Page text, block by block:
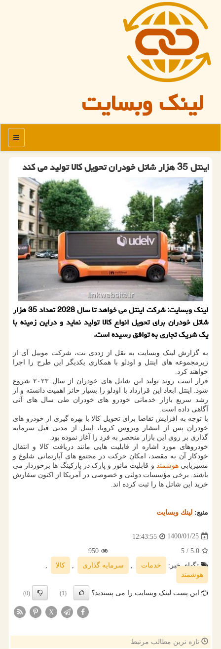
لینک وبسایت
منو
اینتل 35 هزار شاتل خودران تحویل كالا تولید می كند
لینک وبسایت: شرکت اینتل می خواهد تا سال 2028 تعداد 35 هزار
شاتل خودران برای تحویل انواع کالا تولید نماید و دراین زمینه با
یک شریک تجاری به توافق رسیده است.
به گزارش لینک وبسایت به نقل از زددی نت، شرکت موبیل آی از
زیرمجموعه های اینتل و اودلو با همکاری یکدیگر این طرح را اجرا
خواهند کرد.
قرار است روند تولید این شاتل های خودران از سال ۲۰۲۳ شروع
شود. اینتل ابعاد این قرارداد با اودلو را بسیار حائز اهمیت دانسته و از
رشد سریع بازار خدماتی خودرو های خودران طی سال های آتی
آگاهی داده است.
با توجه به افزایش تقاضا برای تحویل کالا با بهره گیری از خودرو های
خودران پس از انتشار ویروس کرونا، اینتل از مدتی قبل سرمایه
گذاری بر روی این بازار منحصر به فرد را آغاز نموده بود.
خودروهای مورد اشاره از قابلیت هایی مانند دریافت کالا و انتقال
خودکار آن به مقصد، امکان حرکت در مجتمع های آپارتمانی شلوغ و
مسیریابیهوشمند و قابلیت مانور و پارک در پارکینگ ها برخوردار می
باشند. برخی مؤسسات دولتی و خصوصی در آمریکا از اکنون سفارش
خرید این شاتل ها را ثبت کرده اند.
منبع: لینك وبسایت
1400/01/25
12:43:55
5.0
/ 5
950
تگهای خبر:
خدمات , سرمایه گذاری , كالا
,
هوشمند
این پست لینک وبسایت را می پسندید؟ (1)
(0)
X
تازه ترین مطالب مرتبط